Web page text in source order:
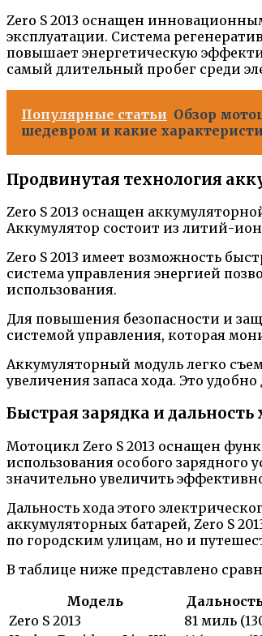
Zero S 2013 оснащен
эксплуатации. Система
повышает энергетическую
самый длительный пробег среди
Популярные статьи Обзор
шедевром и какие
Продвинутая технология
Zero S 2013 оснащен
Аккумулятор состоит из литий-
Zero S 2013 имеет возможность
система управления энергией
использования.
Для повышения безопасности и
системой управления, которая
Аккумуляторный модуль легко
увеличения запаса хода. Это
Быстрая зарядка и дальность
Мотоцикл Zero S 2013 оснащен
использования особого зарядного
значительно увеличить
Дальность хода этого
аккумуляторных батарей, Zero S
по городским улицам, но и
В таблице ниже представлено
Модель
Zero S 2013
81 миль